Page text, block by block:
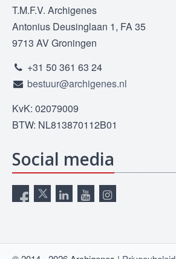
T.M.F.V. Archigenes
Antonius Deusinglaan 1, FA 35
9713 AV Groningen
+31 50 361 63 24
bestuur@archigenes.nl
KvK: 02079009
BTW: NL813870112B01
Social media